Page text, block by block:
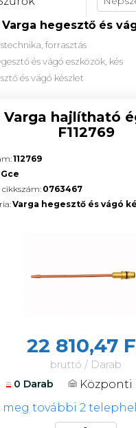
Varga hegesztő és
és vágó készlet
és vágó eszközök, kés
forrasztás
Varga hajlítható
F112769
112769
Gce
cikkszám:0763467
Varga hegesztő és vágó
22 810,47
bruttó / Darab
0 Darab
Központi
meg további 2